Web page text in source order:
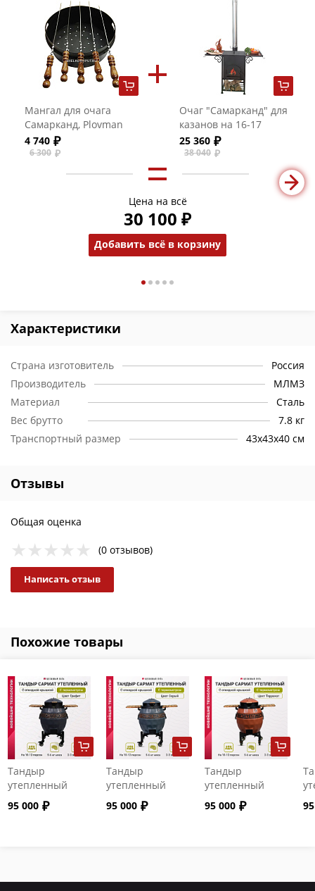
Мангал для очага
Самарканд, Plovman
на 16 литров
4 740
6 300
Очаг "Самарканд" для
казанов на 16-17
литров (3 мм)
25 360
38 040
Цена на всё
30 100 ₽
Добавить всё в корзину
Характеристики
Страна изготовитель
Россия
Производитель
МЛМЗ
Материал
Сталь
Вес брутто
7.8 кг
Транспортный размер
43х43х40 см
Отзывы
Общая оценка
(0 отзывов)
Написать отзыв
Похожие товары
Тандыр
утепленный
"Сармат" с
откидной
95 000
Тандыр
утепленный
"Сармат" с
откидной
95 000
Тандыр
утепленный
"Сармат" с
откидной
95 000